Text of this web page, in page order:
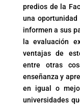
predios de la
una
informen a sus
la evaluación
ventajas de
entre otras
enseñanza y
en igual o
universidades